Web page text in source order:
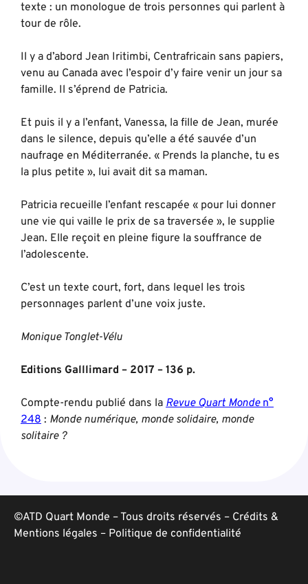
texte : un monologue de trois personnes qui parlent à
tour de rôle.
Il y a d’abord Jean Iritimbi, Centrafricain sans papiers,
venu au Canada avec l’espoir d’y faire venir un jour sa
famille. Il s’éprend de Patricia.
Et puis il y a l’enfant, Vanessa, la fille de Jean, murée
dans le silence, depuis qu’elle a été sauvée d’un
naufrage en Méditerranée. « Prends la planche, tu es
la plus petite », lui avait dit sa maman.
Patricia recueille l’enfant rescapée « pour lui donner
une vie qui vaille le prix de sa traversée », le supplie
Jean. Elle reçoit en pleine figure la souffrance de
l’adolescente.
C’est un texte court, fort, dans lequel les trois
personnages parlent d’une voix juste.
Monique Tonglet-Vélu
Editions Galllimard – 2017 – 136 p.
Compte-rendu publié dans la Revue Quart Monden°
248 : Monde numérique, monde solidaire, monde
solitaire ?
©ATD Quart Monde – Tous droits réservés – Crédits &
Mentions légales – Politique de confidentialité